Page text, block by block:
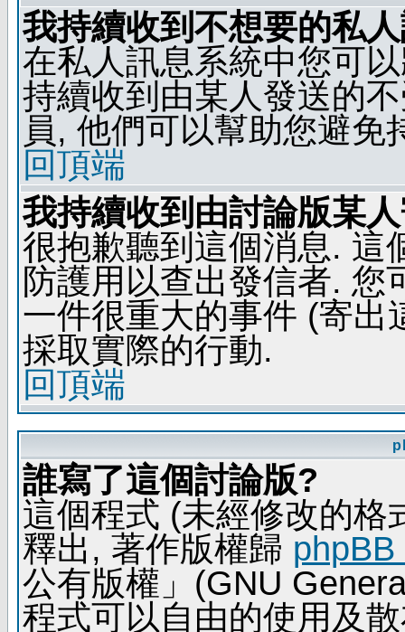
我持續收到不想要的私
在私人訊息系統中您可
持續收到由某人發送的
員, 他們可以幫助您避免
回頂端
我持續收到由討論版某
很抱歉聽到這個消息. 這
防護用以查出發信者. 您
一件很重大的事件 (寄出
採取實際的行動.
回頂端
誰寫了這個討論版?
這個程式 (未經修改的格
釋出, 著作版權歸
公有版權」(GNU
程式可以自由的使用及